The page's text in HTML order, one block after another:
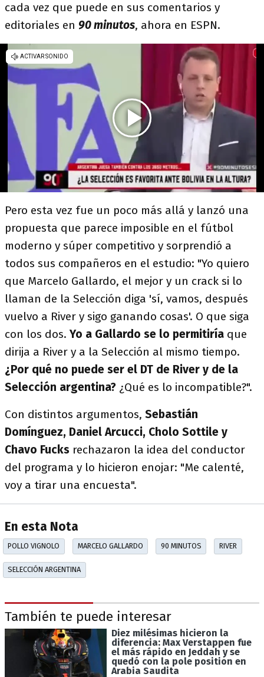
cada vez que puede en sus comentarios y
editoriales en 90 minutos, ahora en ESPN.
Pero esta vez fue un poco más allá y lanzó una
propuesta que parece imposible en el fútbol
moderno y súper competitivo y sorprendió a
todos sus compañeros en el estudio: "Yo quiero
que Marcelo Gallardo, el mejor y un crack si lo
llaman de la Selección diga 'sí, vamos, después
vuelvo a River y sigo ganando cosas'. O que siga
con los dos. Yo a Gallardo se lo permitiría que
dirija a River y a la Selección al mismo tiempo.
¿Por qué no puede ser el DT de River y de la
Selección argentina? ¿Qué es lo incompatible?".
Con distintos argumentos, Sebastián
Domínguez, Daniel Arcucci, Cholo Sottile y
Chavo Fucks rechazaron la idea del conductor
del programa y lo hicieron enojar: "Me calenté,
voy a tirar una encuesta".
En esta Nota
POLLO VIGNOLO MARCELO GALLARDO 90 MINUTOS RIVER
SELECCIÓN ARGENTINA
También te puede interesar
Diez milésimas hicieron la
diferencia: Max Verstappen fue
el más rápido en Jeddah y se
quedó con la pole position en
Arabia Saudita